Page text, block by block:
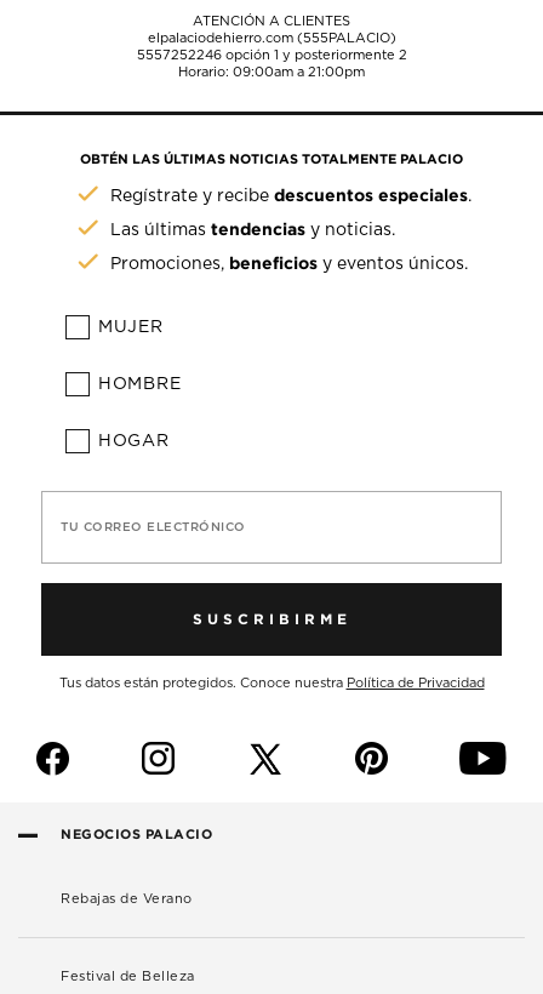
ATENCIÓN A CLIENTES
elpalaciodehierro.com (555PALACIO)
5557252246opción 1 y posteriormente 2
Horario: 09:00am a 21:00pm
OBTÉN LAS ÚLTIMAS NOTICIAS TOTALMENTE PALACIO
Regístrate y recibedescuentos especiales.
Las últimastendencias y noticias.
Promociones, beneficios y eventos únicos.
MUJER
HOMBRE
HOGAR
TU CORREO ELECTRÓNICO
SUSCRIBIRME
Tus datos están protegidos. Conoce nuestra Política de Privacidad
f i p y
NEGOCIOS PALACIO
Rebajas de Verano
Festival de Belleza